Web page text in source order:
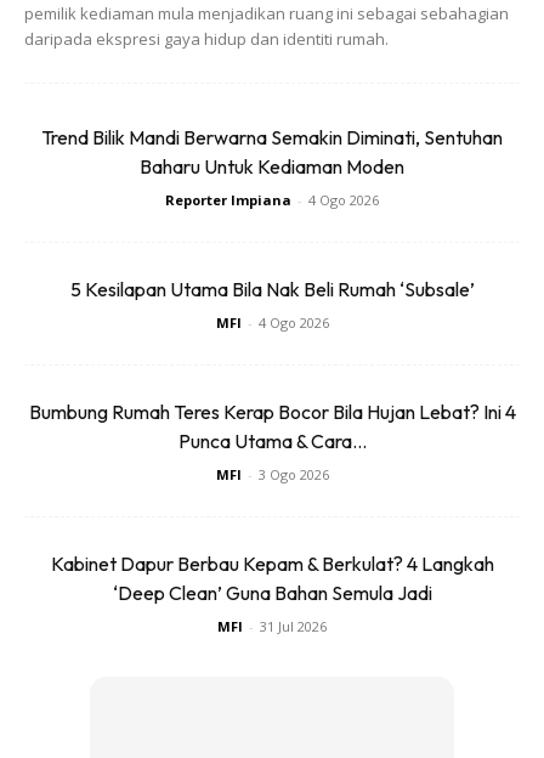
3 – LOFT KATIL TERSEMBUNYI
waktu malam. Ketika siang, ruang bebas digunakan untuk
aktiviti lain dan bertukar menjadi ruang tamu.
pemilik kediaman mula menjadikan ruang ini sebagai sebahagian
daripada ekspresi gaya hidup dan identiti rumah.
Trend Bilik Mandi Berwarna Semakin Diminati, Sentuhan
Baharu Untuk Kediaman Moden
Reporter Impiana - 4 Ogo 2026
5 Kesilapan Utama Bila Nak Beli Rumah ‘Subsale’
MFI - 4 Ogo 2026
Bumbung Rumah Teres Kerap Bocor Bila Hujan Lebat? Ini 4
Punca Utama & Cara...
MFI - 3 Ogo 2026
Kabinet Dapur Berbau Kepam & Berkulat? 4 Langkah
‘Deep Clean’ Guna Bahan Semula Jadi
MFI - 31 Jul 2026